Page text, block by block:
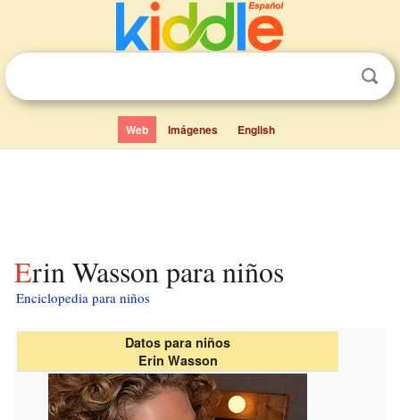
Web Imágenes English
Erin Wasson para niños
Enciclopedia para niños
Datos para niños
Erin Wasson